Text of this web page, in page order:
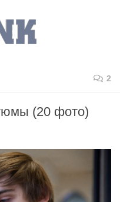
2
(20 фото)